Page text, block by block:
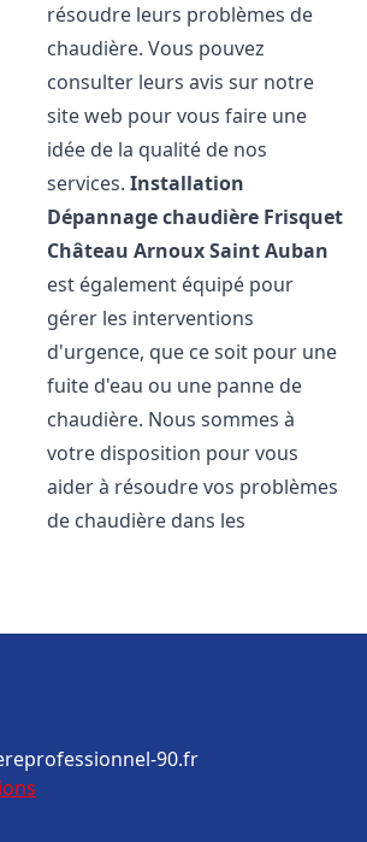
résoudre leurs problèmes de
chaudière. Vous pouvez
consulter leurs avis sur notre
site web pour vous faire une
idée de la qualité de nos
services.Installation
Dépannage chaudière Frisquet
Château Arnoux Saint Auban
est également équipé pour
gérer les interventions
d'urgence, que ce soit pour une
fuite d'eau ou une panne de
chaudière. Nous sommes à
votre disposition pour vous
aider à résoudre vos problèmes
de chaudière dans les
90.fr